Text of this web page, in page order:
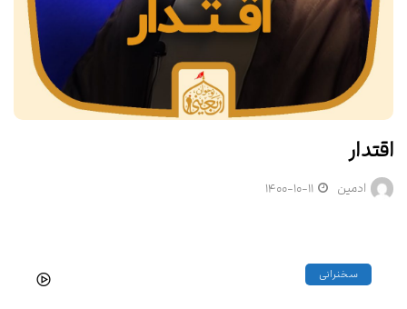
اقتدار
ادمین ۱۴۰۰-۱۰-۱۱
سخنرانی